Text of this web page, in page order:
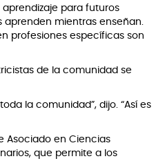
para futuros
mientras enseñan.
profesiones específicas son
de la comunidad se
la comunidad”, dijo. “Así es
Asociado en Ciencias
que permite a los